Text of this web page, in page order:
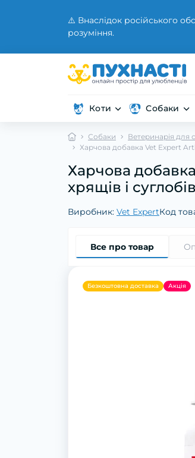
⚠️ Внаслідок російського
розуміння.
Коти Собаки
Собаки Ветеринарія для
Харчова добавка Vet Expert
Харчова
хрящів і
Виробник: Vet ExpertКод
Все про товар
Безкоштовна доставка Акція